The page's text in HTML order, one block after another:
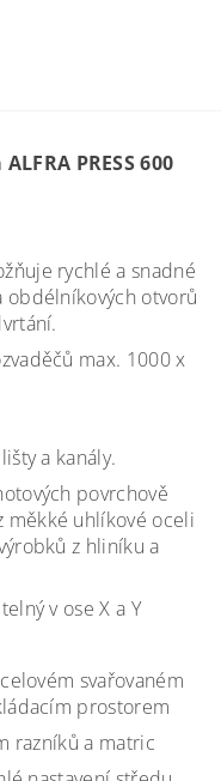
PRESS 600
rychlé a snadné
obdélníkových otvorů
max. 1000 x
a kanály.
povrchově
měkké uhlíkové oceli
z hliníku a
v ose X a Y
svařovaném
prostorem
razníků a matric